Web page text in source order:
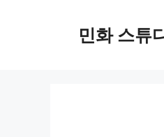
민화 스튜